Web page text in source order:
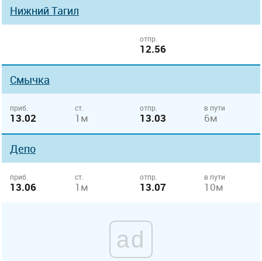
Нижний Тагил
отпр.
12.56
Смычка
приб.
13.02
ст.
1м
отпр.
13.03
в пути
6м
Депо
приб.
13.06
ст.
1м
отпр.
13.07
в пути
10м
ad